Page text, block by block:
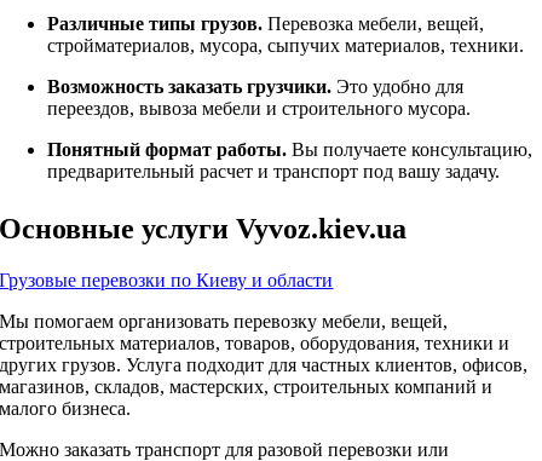
Различные типы грузов. Перевозка мебели, вещей,
стройматериалов, мусора, сыпучих материалов, техники.
Возможность заказать грузчики. Это удобно для
переездов, вывоза мебели и строительного мусора.
Понятный формат работы. Вы получаете консультацию,
предварительный расчет и транспорт под вашу задачу.
Основные услуги Vyvoz.kiev.ua
Грузовые перевозки по Киеву и области
Мы помогаем организовать перевозку мебели, вещей,
строительных материалов, товаров, оборудования, техники и
других грузов. Услуга подходит для частных клиентов, офисов,
магазинов, складов, мастерских, строительных компаний и
малого бизнеса.
Можно заказать транспорт для разовой перевозки или